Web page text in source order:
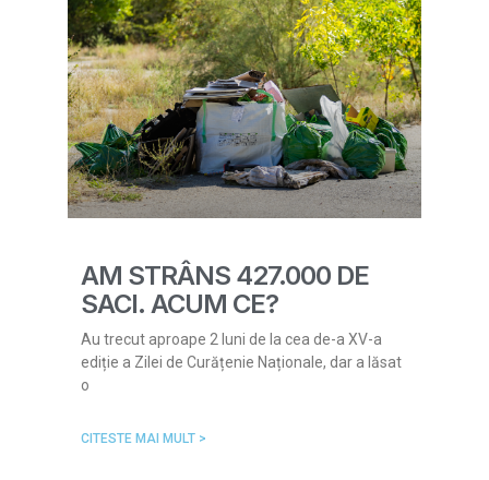
AM STRÂNS 427.000 DE
SACI. ACUM CE?
Au trecut aproape 2 luni de la cea de-a XV-a
ediție a Zilei de Curățenie Naționale, dar a lăsat
o
CITESTE MAI MULT >